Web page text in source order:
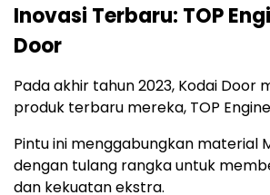
Inovasi Terbaru: TOP
Door
Pada akhir tahun 2023, Kodai Door
produk terbaru mereka, TOP
Pintu ini menggabungkan material
dengan tulang rangka untuk
dan kekuatan ekstra.